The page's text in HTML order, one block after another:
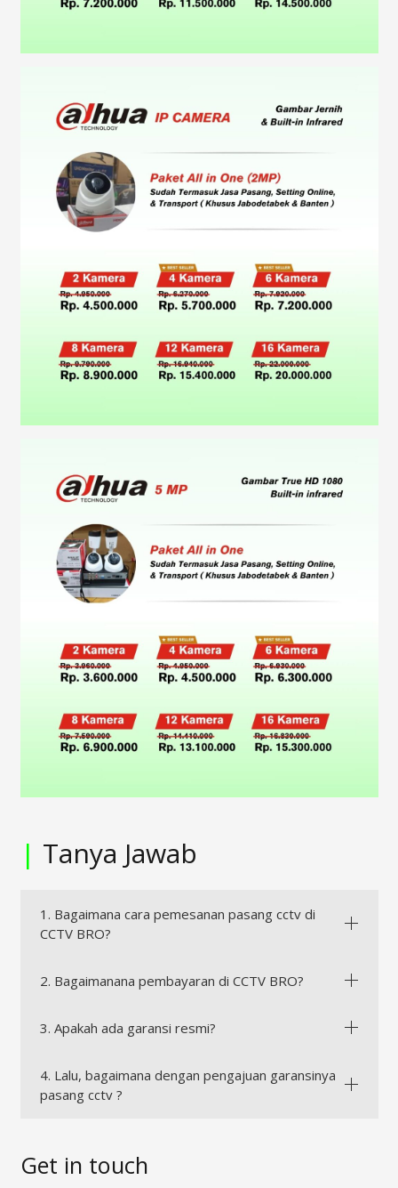
| Tanya Jawab
1. Bagaimana cara pemesanan pasang cctv di
CCTV BRO?
2. Bagaimanana pembayaran di CCTV BRO?
3. Apakah ada garansi resmi?
4. Lalu, bagaimana dengan pengajuan garansinya
pasang cctv ?
Get in touch